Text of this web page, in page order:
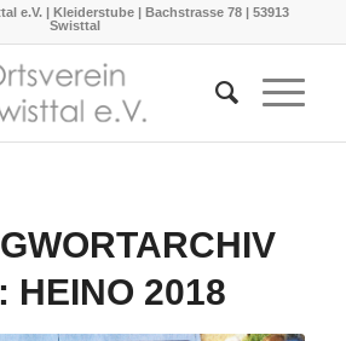
e.V. | Kleiderstube | Bachstrasse 78 | 53913
Swisttal
HEINO 2018